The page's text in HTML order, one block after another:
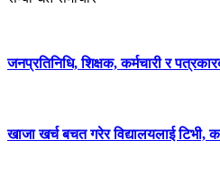
जनप्रतिनिधि, शिक्षक, कर्मचारी र
खाजा खर्च बचत गरेर विद्यालयलाई टिभी,